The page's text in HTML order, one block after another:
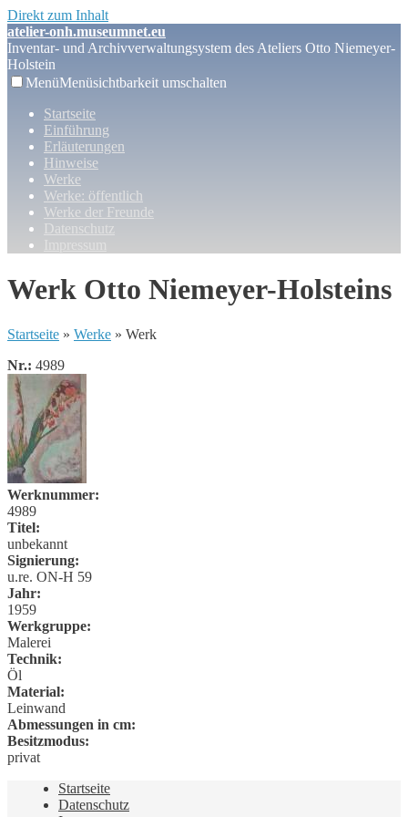
Direkt zum Inhalt
atelier-onh.museumnet.eu
Inventar- und Archivverwaltungsystem des Ateliers Otto Niemeyer-
Holstein
MenüMenüsichtbarkeit umschalten
Startseite
Einführung
Erläuterungen
Hinweise
Werke
Werke: öffentlich
Werke der Freunde
Datenschutz
Impressum
Werk Otto Niemeyer-Holsteins
Startseite » Werke » Werk
Nr.: 4989
Werknummer:
4989
Titel:
unbekannt
Signierung:
u.re. ON-H 59
Jahr:
1959
Werkgruppe:
Malerei
Technik:
Öl
Material:
Leinwand
Abmessungen in cm:
Besitzmodus:
privat
Startseite
Datenschutz